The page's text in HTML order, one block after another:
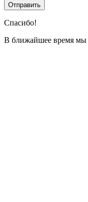
Спасибо!
В ближайшее время